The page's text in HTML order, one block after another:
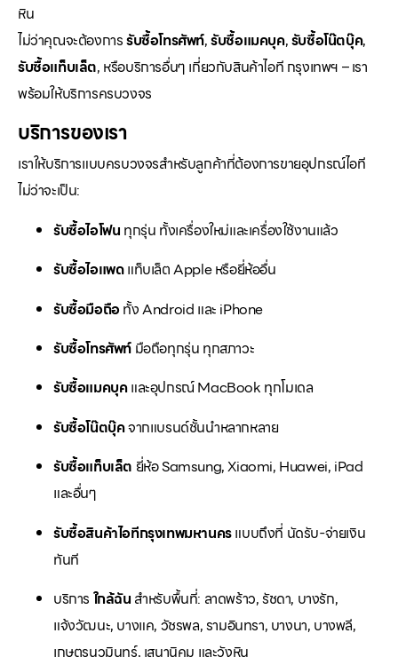
หิน
ไม่ว่าคุณจะต้องการรับซื้อโทรศัพท์,รับซื้อแมคบุค,รับซื้อโน๊ตบุ๊ค,
รับซื้อแท็บเล็ต, หรือบริการอื่นๆ เกี่ยวกับสินค้าไอที กรุงเทพฯ – เรา
พร้อมให้บริการครบวงจร
บริการของเรา
เราให้บริการแบบครบวงจรสำหรับลูกค้าที่ต้องการขายอุปกรณ์ไอที
ไม่ว่าจะเป็น:
รับซื้อไอโฟน ทุกรุ่น ทั้งเครื่องใหม่และเครื่องใช้งานแล้ว
รับซื้อไอแพดแท็บเล็ต Apple หรือยี่ห้ออื่น
รับซื้อมือถือทั้ง Android และ iPhone
รับซื้อโทรศัพท์ มือถือทุกรุ่น ทุกสภาวะ
รับซื้อแมคบุคและอุปกรณ์ MacBook ทุกโมเดล
รับซื้อโน๊ตบุ๊คจากแบรนด์ชั้นนำหลากหลาย
รับซื้อแท็บเล็ต ยี่ห้อ Samsung, Xiaomi, Huawei, iPad
และอื่นๆ
รับซื้อสินค้าไอทีกรุงเทพมหานครแบบถึงที่ นัดรับ-จ่ายเงิน
ทันที
บริการ ใกล้ฉัน สำหรับพื้นที่: ลาดพร้าว, รัชดา, บางรัก,
แจ้งวัฒนะ, บางแค, วัชรพล, รามอินทรา, บางนา, บางพลี,
เกษตรนวมินทร์, เสนานิคม และวังหิน